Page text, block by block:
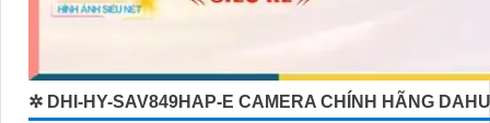
✲ DHI-HY-SAV849HAP-E CAMERA CHÍNH HÃNG